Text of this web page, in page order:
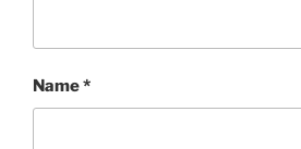
Name*